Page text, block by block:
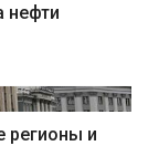
нефти
регионы и